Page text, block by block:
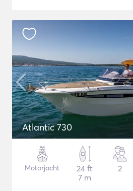
Atlantic 730
Motorjacht
24 ft
7 m
2